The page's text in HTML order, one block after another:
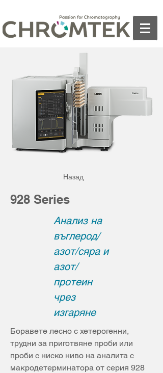
Назад
928 Series
Анализ на
въглерод/
азот/сяра и
азот/
протеин
чрез
изгаряне
Боравете лесно с хетерогенни,
трудни за приготвяне проби или
проби с ниско ниво на аналита с
макродетерминатора от серия 928